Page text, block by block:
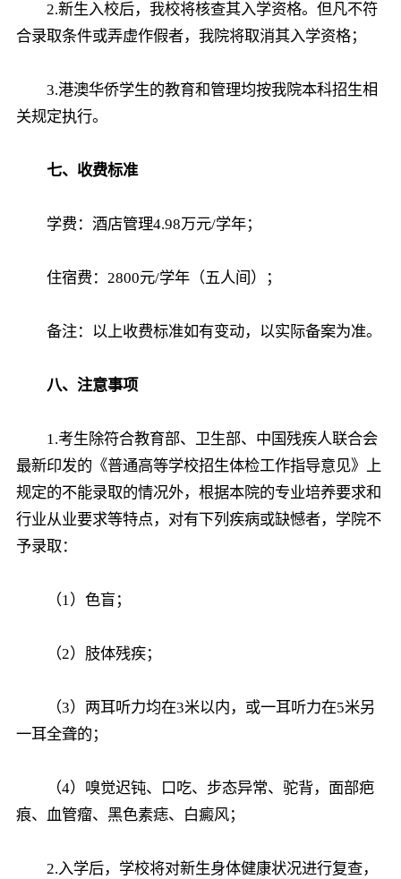
2.新生入校后，我校将核查其入学资格。但凡不符
合录取条件或弄虚作假者，我院将取消其入学资格；
3.港澳华侨学生的教育和管理均按我院本科招生相
关规定执行。
七、收费标准
学费：酒店管理4.98万元/学年；
住宿费：2800元/学年（五人间）；
备注：以上收费标准如有变动，以实际备案为准。
八、注意事项
1.考生除符合教育部、卫生部、中国残疾人联合会
最新印发的《普通高等学校招生体检工作指导意见》上
规定的不能录取的情况外，根据本院的专业培养要求和
行业从业要求等特点，对有下列疾病或缺憾者，学院不
予录取：
（1）色盲；
（2）肢体残疾；
（3）两耳听力均在3米以内，或一耳听力在5米另
一耳全聋的；
（4）嗅觉迟钝、口吃、步态异常、驼背，面部疤
痕、血管瘤、黑色素痣、白癜风；
2.入学后，学校将对新生身体健康状况进行复查，